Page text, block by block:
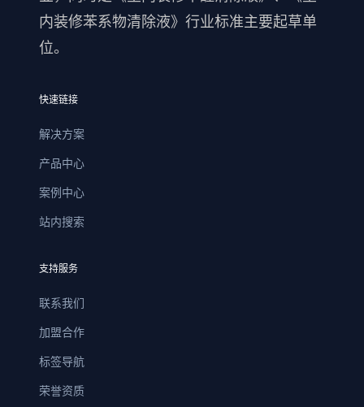
内装修苯系物清除液》行业标准主要起草单
位。
快速链接
解决方案
产品中心
案例中心
站内搜索
支持服务
联系我们
加盟合作
标签导航
荣誉资质